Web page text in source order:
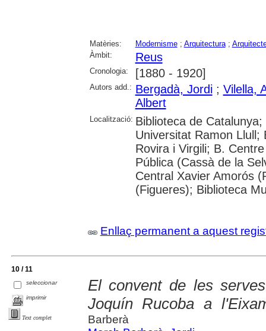
Matèries: Modernisme; Arquitectura;
Àmbit:
Reus
Cronologia: [1880 - 1920]
Autors add.: Bergadà, Jordi; Vilella,
Albert
Localització: Biblioteca de
Universitat Ramon
Rovira i Virgili; B.
Pública (Cassà de la
Central Xavier Amorós
(Figueres); Biblioteca
Enllaç permanent a aquest
10 / 11
seleccionar
imprimir
Text complet
El convent de les
Joquín Rucoba a
Barberà